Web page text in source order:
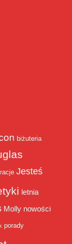
biżuteria
Jesteś
letnia
Molly nowości
porady